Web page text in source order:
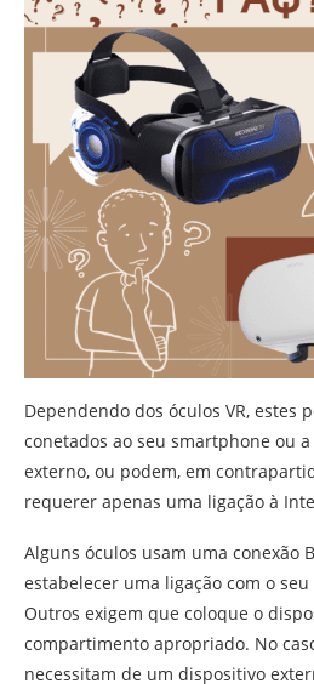
Dependendo dos óculos VR, estes
conetados ao seu smartphone ou
externo, ou podem, em
requerer apenas uma ligação à
Alguns óculos usam uma conexão
estabelecer uma ligação com o
Outros exigem que coloque o
compartimento apropriado. No
necessitam de um dispositivo